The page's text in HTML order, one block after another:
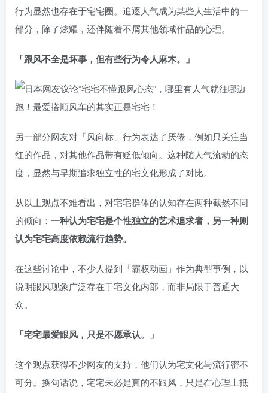
行为显然也存在于宅宅圈。追逐人气成为某些人生活中的一
部分，除了炫耀，还伴随着不屑其他领域作品的心理。
「跟风不全是坏事，但有些行为令人麻木。」
另一部分网友对「风向标」行为表达了厌倦，例如只关注当
红的作品，对其他作品带有贬低倾向。这种随人气流动的态
度，显然与早期追求独立性的宅文化形成了对比。
从以上观点不难看出，对宅宅群体的认知存在两种截然不同
的倾向： 一种认为宅宅是个性独立的艺术追求者，另一种则
认为宅宅高度依赖流行趋势。
在这些讨论中，不少人提到「霸权动画」作为典型事例，以
说明跟风现象广泛存在于宅文化内部，而非局限于普通大
众。
「宅宅最爱跟风，只是不愿承认。」
这个观点获得不少网友的支持，他们认为宅文化与流行密不
可分。换句话说，宅宅未必是真的不跟风，只是在心理上抵